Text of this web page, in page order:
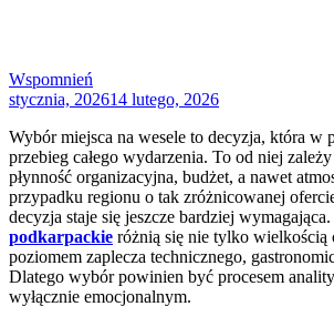
Wspomnień
stycznia, 202614 lutego, 2026
Wybór miejsca na wesele to decyzja, która w
przebieg całego wydarzenia. To od niej
płynność organizacyjna, budżet, a nawet
przypadku regionu o tak zróżnicowanej
decyzja staje się jeszcze bardziej wymagająca.
podkarpackie różnią się nie tylko wielkością
poziomem zaplecza technicznego,
Dlatego wybór powinien być procesem
wyłącznie emocjonalnym.